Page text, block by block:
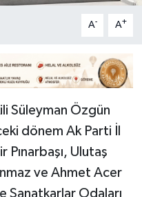
A- A+
Süleyman Özgün
dönem Ak Parti İl
Pınarbaşı, Ulutaş
ve Ahmet Acer
Sanatkarlar Odaları